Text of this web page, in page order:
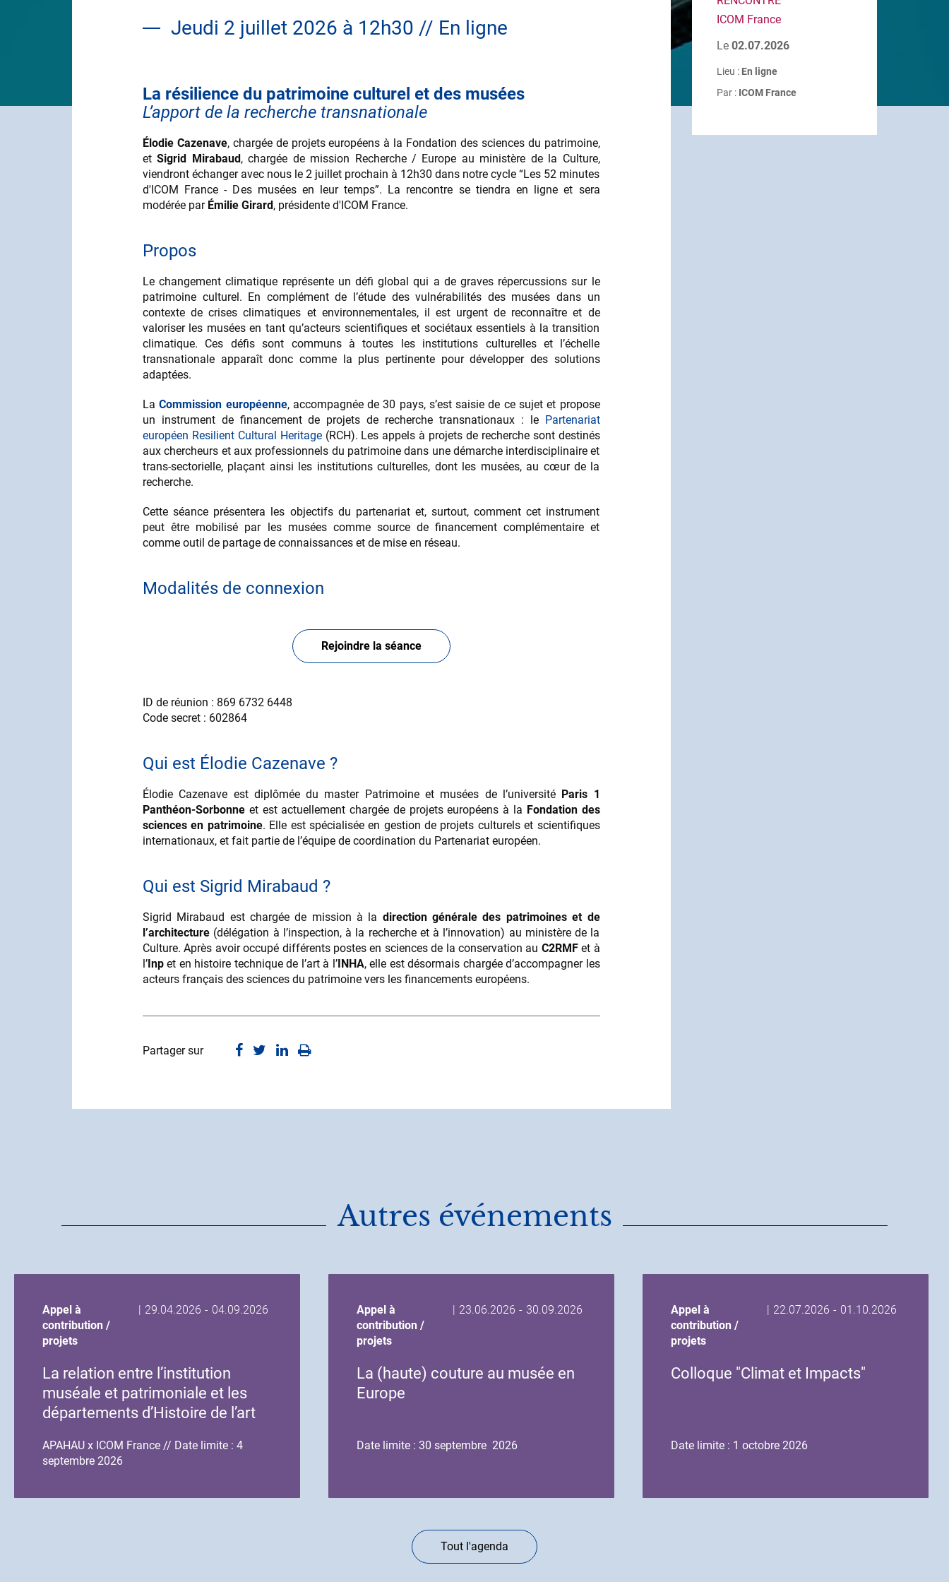
Jeudi 2 juillet 2026 à 12h30 // En ligne
Contenu
La résilience du patrimoine culturel et des musées
L’apport de la recherche transnationale
Élodie Cazenave, chargée de projets européens à la Fondation des sciences du patrimoine,
etSigrid Mirabaud, chargée de mission Recherche / Europe au ministère de la Culture,
viendront échanger avec nous le 2 juillet prochain à 12h30 dans notre cycle “Les 52 minutes
d'ICOM France - Des musées en leur temps”. La rencontre se tiendra en ligne et sera
modérée par Émilie Girard, présidente d'ICOM France.
Propos
Le changement climatique représente un défi global qui a de graves répercussions sur le
patrimoine culturel. En complément de l’étude des vulnérabilités des musées dans un
contexte de crises climatiques et environnementales, il est urgent de reconnaître et de
valoriser les musées en tant qu’acteurs scientifiques et sociétaux essentiels à la transition
climatique. Ces défis sont communs à toutes les institutions culturelles et l’échelle
transnationale apparaît donc comme la plus pertinente pour développer des solutions
adaptées.
LaCommission européenne, accompagnée de 30 pays, s’est saisie de ce sujet et propose
un instrument de financement de projets de recherche transnationaux : le Partenariat
européen Resilient Cultural Heritage(RCH). Les appels à projets de recherche sont destinés
aux chercheurs et aux professionnels du patrimoine dans une démarche interdisciplinaire et
trans-sectorielle, plaçant ainsi les institutions culturelles, dont les musées, au cœur de la
recherche.
Cette séance présentera les objectifs du partenariat et, surtout, comment cet instrument
peut être mobilisé par les musées comme source de financement complémentaire et
comme outil de partage de connaissances et de mise en réseau.
Modalités de connexion
Rejoindre la séance
ID de réunion : 869 6732 6448
Code secret : 602864
Qui est Élodie Cazenave ?
Élodie Cazenave est diplômée du master Patrimoine et musées de l’université Paris 1
Panthéon-Sorbonne et est actuellement chargée de projets européens à la Fondation des
sciences en patrimoine. Elle est spécialisée en gestion de projets culturels et scientifiques
internationaux, et fait partie de l’équipe de coordination du Partenariat européen.
Qui est Sigrid Mirabaud ?
Sigrid Mirabaud est chargée de mission à la direction générale des patrimoines et de
l’architecture (délégation à l’inspection, à la recherche et à l’innovation) au ministère de la
Culture. Après avoir occupé différents postes en sciences de la conservation au C2RMFet à
l’Inp et en histoire technique de l’art à l’INHA, elle est désormais chargée d’accompagner les
acteurs français des sciences du patrimoine vers les financements européens.
Partager sur
ICOM France
Le 02.07.2026
Lieu : En ligne
Par : ICOM France
Autres événements
Appel à
contribution /
projets
| Date
l'événement
29.04.2026 - Date
l'événement
04.09.2026
La relation entre l’institution
muséale et patrimoniale et les
départements d’Histoire de l’art
APAHAU x ICOM France // Date limite : 4
septembre 2026
Appel à
contribution /
projets
| Date
l'événement
23.06.2026 - Date
l'événement
30.09.2026
La (haute) couture au musée en
Europe
Date limite : 30 septembre 2026
Appel à
contribution /
projets
| Date
l'événement
22.07.2026 - Date
l'événement
01.10.2026
Colloque "Climat et Impacts"
Date limite : 1 octobre 2026
Tout l'agenda